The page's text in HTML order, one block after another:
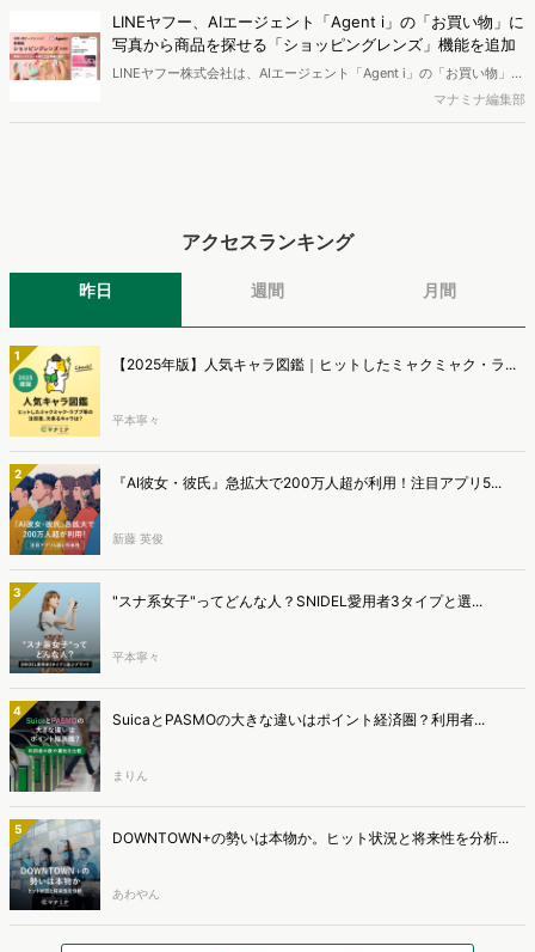
LINEヤフー、AIエージェント「Agent i」の「お買い物」に
写真から商品を探せる「ショッピングレンズ」機能を追加
LINEヤフー株式会社は、AIエージェント「Agent i」の「お買い物」エ
ージェントにおいて、写真から商品を探せる「ショッピングレンズ」
の機能を提供開始したことを発表しました。
マナミナ編集部
アクセスランキング
昨日 週間 月間
1 【2025年版】人気キャラ図鑑｜ヒットしたミャクミャク・ラ...
平本寧々
2 『AI彼女・彼氏』急拡大で200万人超が利用！注目アプリ5...
新藤 英俊
3 "スナ系女子"ってどんな人？SNIDEL愛用者3タイプと選...
平本寧々
4 SuicaとPASMOの大きな違いはポイント経済圏？利用者...
まりん
5 DOWNTOWN+の勢いは本物か。ヒット状況と将来性を分析...
あわやん